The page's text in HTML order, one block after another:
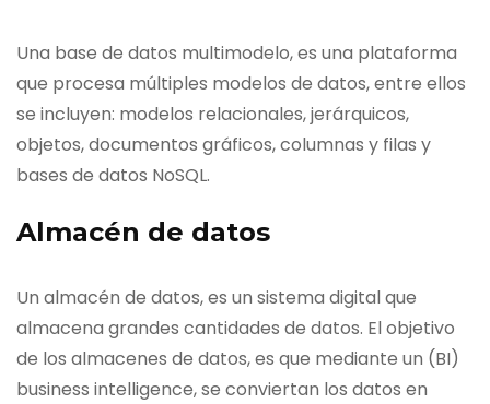
Una base de datos multimodelo, es una plataforma
que procesa múltiples modelos de datos, entre ellos
se incluyen: modelos relacionales, jerárquicos,
objetos, documentos gráficos, columnas y filas y
bases de datos NoSQL.
Almacén de datos
Un almacén de datos, es un sistema digital que
almacena grandes cantidades de datos. El objetivo
de los almacenes de datos, es que mediante un (BI)
business intelligence, se conviertan los datos en